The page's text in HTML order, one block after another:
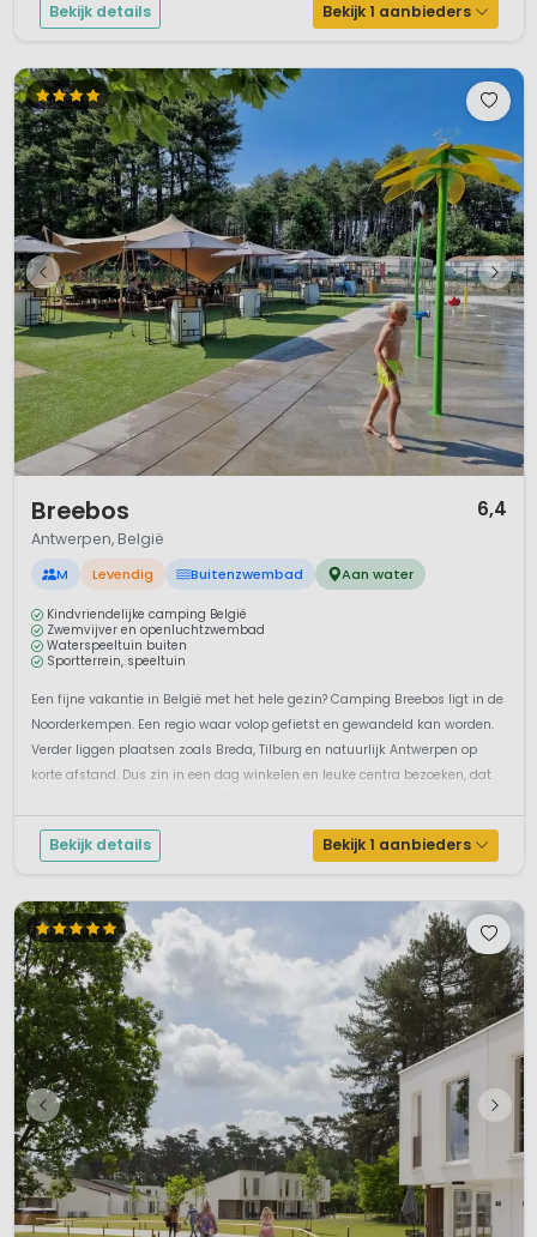
Bekijk details Bekijk 1 aanbieders
Breebos 6,4
Antwerpen, België
M Levendig Buitenzwembad Aan water
Kindvriendelijke camping België
Zwemvijver en openluchtzwembad
Waterspeeltuin buiten
Sportterrein, speeltuin
Een fijne vakantie in België met het hele gezin? Camping Breebos ligt in de
Noorderkempen. Een regio waar volop gefietst en gewandeld kan worden.
Verder liggen plaatsen zoals Breda, Tilburg en natuurlijk Antwerpen op
korte afstand. Dus zin in een dag winkelen en leuke centra bezoeken, dat
Bekijk details Bekijk 1 aanbieders